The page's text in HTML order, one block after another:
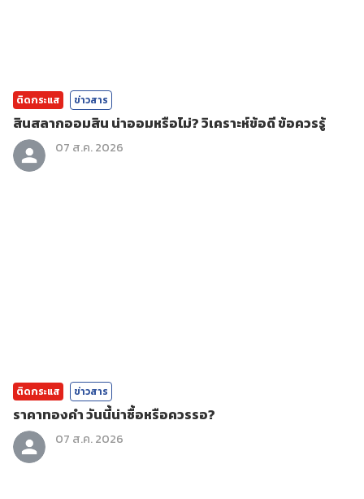
ติดกระแส ข่าวสาร
สินสลากออมสิน น่าออมหรือไม่? วิเคราะห์ข้อดี ข้อควรรู้
07 ส.ค. 2026
ติดกระแส ข่าวสาร
ราคาทองคํา วันนี้น่าซื้อหรือควรรอ?
07 ส.ค. 2026